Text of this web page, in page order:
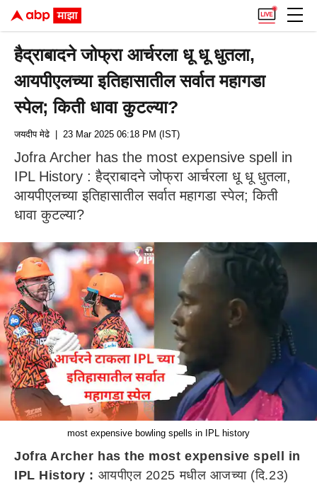
हैद्राबादने जोफ्रा आर्चरला धू धू धुतला,
आयपीएलच्या इतिहासातील सर्वात महागडा
स्पेल; किती धावा कुटल्या?
जयदीप मेढे| 23 Mar 2025 06:18 PM (IST)
Jofra Archer has the most expensive spell in
IPL History : हैद्राबादने जोफ्रा आर्चरला धू धू धुतला,
आयपीएलच्या इतिहासातील सर्वात महागडा स्पेल; किती
धावा कुटल्या?
most expensive bowling spells in IPL history
Jofra Archer has the most expensive spell in
IPL History : आयपीएल 2025 मधील आजच्या (दि.23)